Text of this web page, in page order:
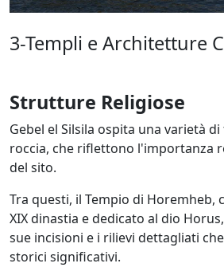
3-Templi e Architetture
Strutture Religiose
Gebel el Silsila ospita una varietà
roccia, che riflettono l'importanza
del sito.
Tra questi, il Tempio di Horemheb,
XIX dinastia e dedicato al dio
sue incisioni e i rilievi dettagliati
storici significativi.